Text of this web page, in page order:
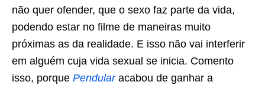
não quer ofender, que o sexo faz parte da vida,
podendo estar no filme de maneiras muito
próximas as da realidade. E isso não vai interferir
em alguém cuja vida sexual se inicia. Comento
isso, porque Pendularacabou de ganhar a